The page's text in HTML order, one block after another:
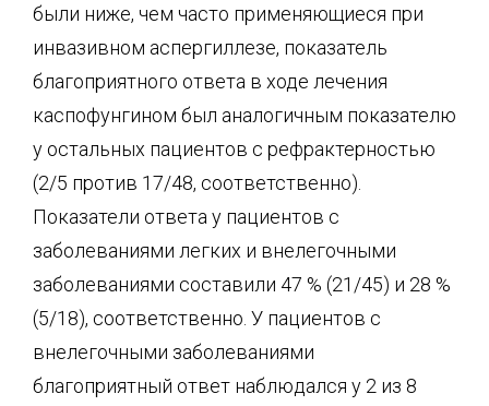
были ниже, чем часто применяющиеся при
инвазивном аспергиллезе, показатель
благоприятного ответа в ходе лечения
каспофунгином был аналогичным показателю
у остальных пациентов с рефрактерностью
(2/5 против 17/48, соответственно).
Показатели ответа у пациентов с
заболеваниями легких и внелегочными
заболеваниями составили 47 % (21/45) и 28 %
(5/18), соответственно. У пациентов с
внелегочными заболеваниями
благоприятный ответ наблюдался у 2 из 8